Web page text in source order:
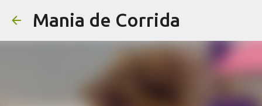
Mania de Corrida